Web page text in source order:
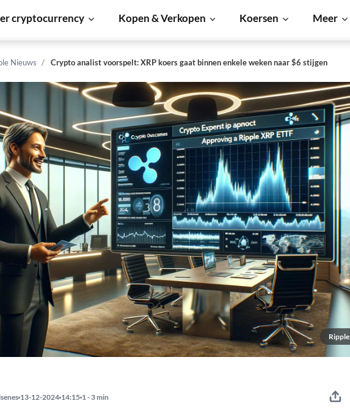
cryptocurrency Kopen & Verkopen Koersen Meer
Nieuws Crypto analist voorspelt: XRP koers gaat binnen enkele weken naar $6 stijgen
Ripple
13-12-2024 14:15 1 - 3 min